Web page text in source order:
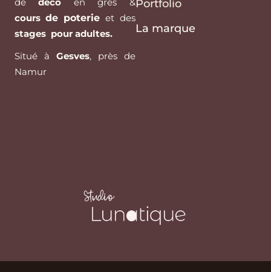
cours de poterie et des
stages pour adultes.
Situé à Gesves, près de
Namur
Portfolio
La marque